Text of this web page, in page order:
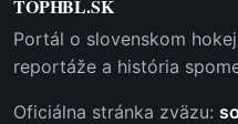
TOPHBL.SK
Portál o slovenskom
reportáže a história
Oficiálna stránka zväzu: